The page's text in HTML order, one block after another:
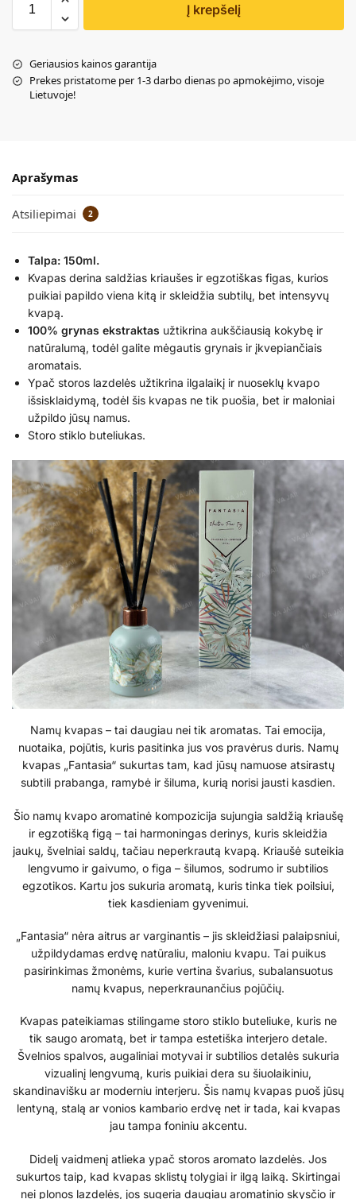
Į krepšelį
Geriausios kainos garantija
Prekes pristatome per 1-3 darbo dienas po apmokėjimo, visoje
Lietuvoje!
Aprašymas
Atsiliepimai 2
Talpa: 150ml.
Kvapas derina saldžias kriaušes ir egzotiškas figas, kurios
puikiai papildo viena kitą ir skleidžia subtilų, bet intensyvų
kvapą.
100% grynas ekstraktas užtikrina aukščiausią kokybę ir
natūralumą, todėl galite mėgautis grynais ir įkvepiančiais
aromatais.
Ypač storos lazdelės užtikrina ilgalaikį ir nuoseklų kvapo
išsisklaidymą, todėl šis kvapas ne tik puošia, bet ir maloniai
užpildo jūsų namus.
Storo stiklo buteliukas.
Namų kvapas – tai daugiau nei tik aromatas. Tai emocija,
nuotaika, pojūtis, kuris pasitinka jus vos pravėrus duris. Namų
kvapas „Fantasia“ sukurtas tam, kad jūsų namuose atsirastų
subtili prabanga, ramybė ir šiluma, kurią norisi jausti kasdien.
Šio namų kvapo aromatinė kompozicija sujungia saldžią kriaušę
ir egzotišką figą – tai harmoningas derinys, kuris skleidžia
jaukų, švelniai saldų, tačiau neperkrautą kvapą. Kriaušė suteikia
lengvumo ir gaivumo, o figa – šilumos, sodrumo ir subtilios
egzotikos. Kartu jos sukuria aromatą, kuris tinka tiek poilsiui,
tiek kasdieniam gyvenimui.
„Fantasia“ nėra aitrus ar varginantis – jis skleidžiasi palaipsniui,
užpildydamas erdvę natūraliu, maloniu kvapu. Tai puikus
pasirinkimas žmonėms, kurie vertina švarius, subalansuotus
namų kvapus, neperkraunančius pojūčių.
Kvapas pateikiamas stilingame storo stiklo buteliuke, kuris ne
tik saugo aromatą, bet ir tampa estetiška interjero detale.
Švelnios spalvos, augaliniai motyvai ir subtilios detalės sukuria
vizualinį lengvumą, kuris puikiai dera su šiuolaikiniu,
skandinavišku ar moderniu interjeru. Šis namų kvapas puoš jūsų
lentyną, stalą ar vonios kambario erdvę net ir tada, kai kvapas
jau tampa foniniu akcentu.
Didelį vaidmenį atlieka ypač storos aromato lazdelės. Jos
sukurtos taip, kad kvapas sklistų tolygiai ir ilgą laiką. Skirtingai
nei plonos lazdelės, jos sugeria daugiau aromatinio skysčio ir